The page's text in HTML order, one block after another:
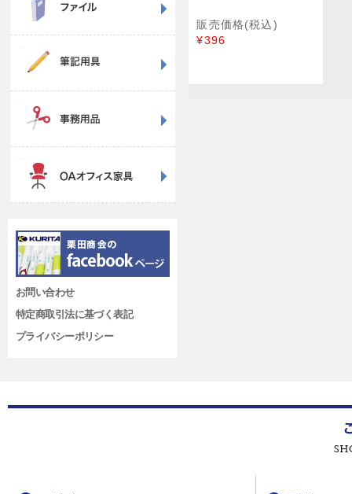
お問い合わせ
特定商取引法に基づく表記
プライバシーポリシー
販売価格(税込)
¥396